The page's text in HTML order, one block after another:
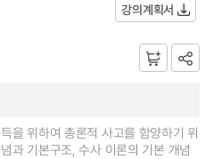
강의계획서
을 위하여 총론적 사고를 함양하기 위
과 기본구조, 수사 이론의 기본 개념